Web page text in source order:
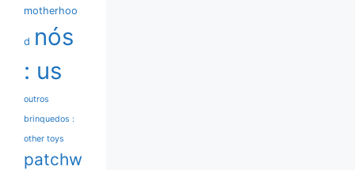
motherhoo
d nós
: us
outros
brinquedos :
other toys
patchw